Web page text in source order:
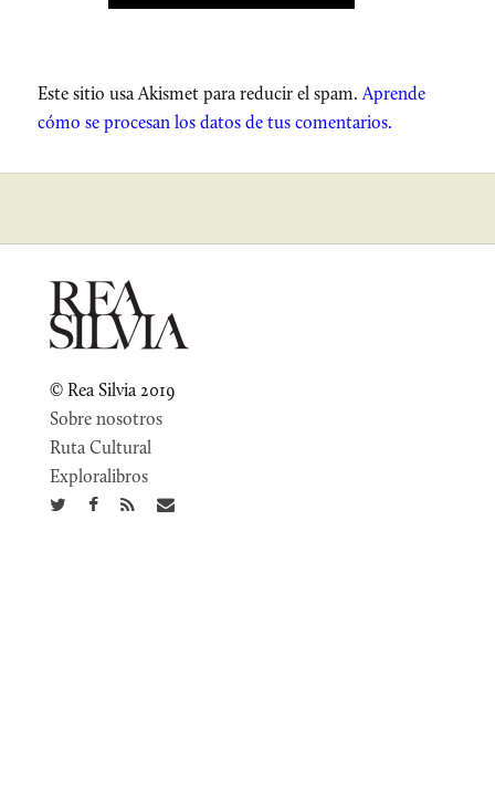
Este sitio usa Akismet para reducir el spam. Aprende
cómo se procesan los datos de tus comentarios.
© Rea Silvia 2019
Sobre nosotros
Ruta Cultural
Exploralibros